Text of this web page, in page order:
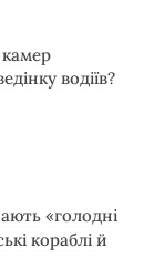
камер
водіїв?
«голодні
кораблі й